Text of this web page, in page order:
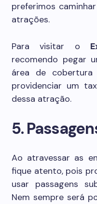
preferimos
atrações.
Para visitar o
recomendo pegar
área de
providenciar um
dessa atração.
5.
Ao atravessar as
fique atento, pois
usar passagens
Nem sempre será